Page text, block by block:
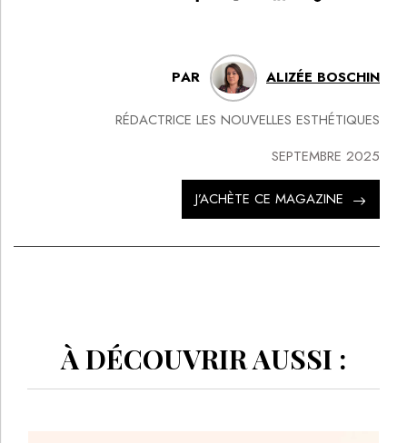
PAR ALIZÉE BOSCHIN
RÉDACTRICE LES NOUVELLES ESTHÉTIQUES
SEPTEMBRE 2025
J’ACHÈTE CE MAGAZINE
À DÉCOUVRIR AUSSI :